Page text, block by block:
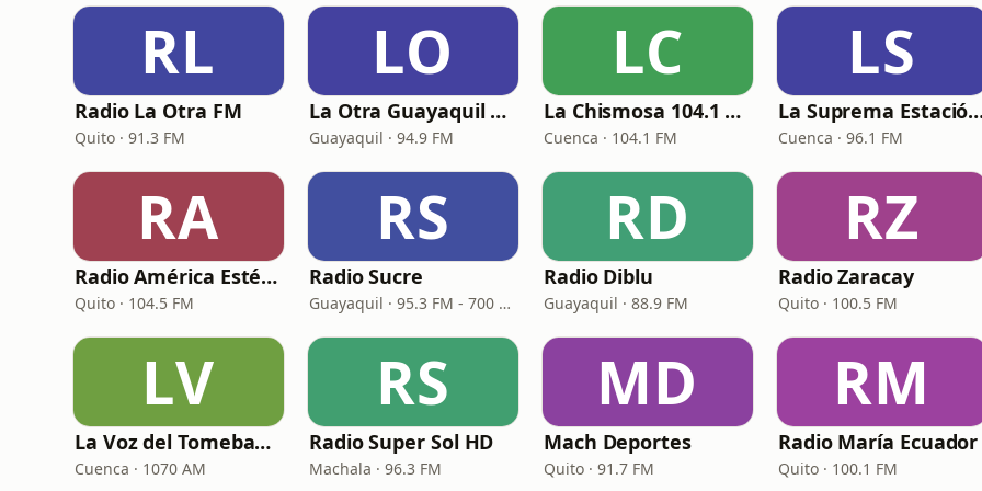
RL
Radio La Otra FM
Quito · 91.3 FM
LO
La Otra Guayaquil 94.9 FM
Guayaquil · 94.9 FM
LC
La Chismosa 104.1 FM
Cuenca · 104.1 FM
LS
La Suprema
Cuenca · 96.1 FM
RA
Radio América Estéreo
Quito · 104.5 FM
RS
Radio Sucre
Guayaquil · 95.3 FM - 700 AM
RD
Radio Diblu
Guayaquil · 88.9 FM
RZ
Radio Zaracay
Quito · 100.5 FM
LV
La Voz del Tomebamba
Cuenca · 1070 AM
RS
Radio Super Sol HD
Machala · 96.3 FM
MD
Mach Deportes
Quito · 91.7 FM
RM
Radio María Ecuador
Quito · 100.1 FM